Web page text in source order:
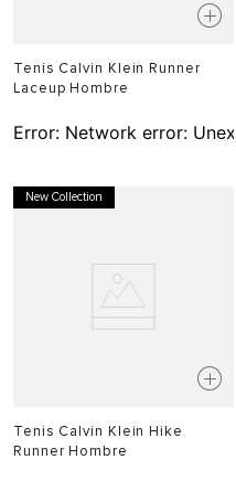
Tenis Calvin Klein Runner
Laceup Hombre
Error: Network error:
New Collection
Tenis Calvin Klein Hike
Runner Hombre